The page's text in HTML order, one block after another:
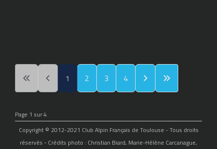
1 2 3 4
Page 1 sur 4
Copyright © 2012-2021 Club Alpin Français de Toulouse - Tous droits
réservés - Crédits photo : Christian Biard, Marie-Hélène Carcanague,